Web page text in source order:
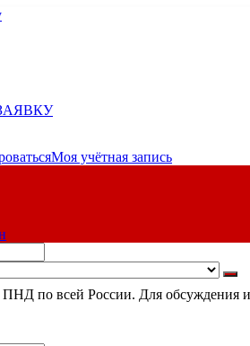
Моя учётная запись
по всей России. Для обсуждения